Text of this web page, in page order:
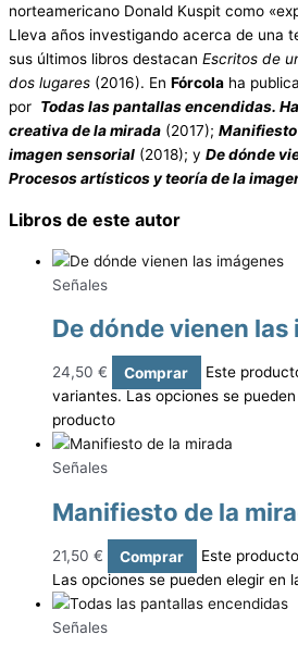
norteamericano Donald Kuspit como
Lleva años investigando acerca de una
sus últimos libros destacan Escritos de
dos lugares (2016). En Fórcola ha
por Todas las pantallas encendidas.
creativa de la mirada (2017); Manifiesto
imagen sensorial (2018); y De dónde
Procesos artísticos y teoría de la
Libros de este autor
Señales
De dónde vienen las
24,50 € Comprar
Este
variantes. Las opciones se
producto
Señales
Manifiesto de la
21,50 € Comprar
Este
Las opciones se pueden elegir en
Señales